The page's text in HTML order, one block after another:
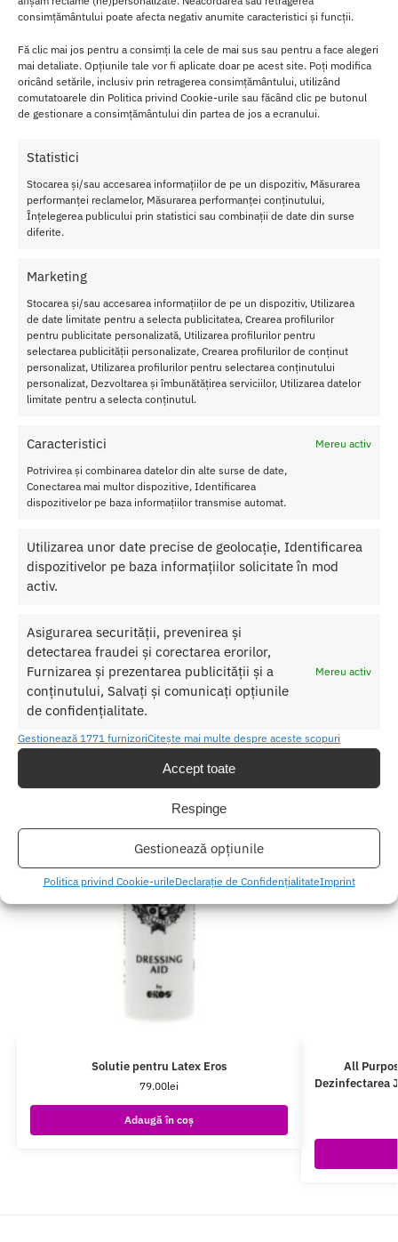
consimțământului poate afecta negativ anumite caracteristici și funcții.
Fă clic mai jos pentru a consimți la cele de mai sus sau pentru a face alegeri
mai detaliate. Opțiunile tale vor fi aplicate doar pe acest site. Poți modifica
oricând setările, inclusiv prin retragerea consimțământului, utilizând
comutatoarele din Politica privind Cookie-urile sau făcând clic pe butonul
de gestionare a consimțământului din partea de jos a ecranului.
Statistici
Stocarea și/sau accesarea informațiilor de pe un dispozitiv, Măsurarea
performanței reclamelor, Măsurarea performanței conținutului,
Înțelegerea publicului prin statistici sau combinații de date din surse
diferite.
Marketing
Stocarea și/sau accesarea informațiilor de pe un dispozitiv, Utilizarea
de date limitate pentru a selecta publicitatea, Crearea profilurilor
pentru publicitate personalizată, Utilizarea profilurilor pentru
selectarea publicității personalizate, Crearea profilurilor de conținut
personalizat, Utilizarea profilurilor pentru selectarea conținutului
personalizat, Dezvoltarea și îmbunătățirea serviciilor, Utilizarea datelor
limitate pentru a selecta conținutul.
Caracteristici
Mereu activ
Potrivirea și combinarea datelor din alte surse de date,
Conectarea mai multor dispozitive, Identificarea
dispozitivelor pe baza informațiilor transmise automat.
Utilizarea unor date precise de geolocație, Identificarea
dispozitivelor pe baza informațiilor solicitate în mod
activ.
Asigurarea securității, prevenirea și
detectarea fraudei și corectarea erorilor,
Furnizarea și prezentarea publicității și a
conținutului, Salvați și comunicați opțiunile
de confidențialitate.
Mereu activ
Gestionează 1771 furnizoriCitește mai multe despre aceste scopuri
Accept toate
Respinge
Gestionează opțiunile
Politica privind Cookie-urileDeclarație de ConfidențialitateImprint
Folosind dusul anal Black Mont vei avea siguranta ca te vei
De asemenea, poate fi utilizat si inainte de a utiliza o jucarie
erotica, pentru o masturbare anala igienica.
Oricare ar fi motivul, daca ai nevoie de un anus curat
Este indicat sa fie proiectat fara nici un fel de limitare a presiunii
apei, astfel incat va rugam sa fiti constienti de faptul ca presiunea
nu devine prea mare.
Lungime:15 cm
Diametru:
Culoare:Negru
Greutate:16 gr.
Rezistent la apa
Nu lasati produsul la indemana copiilor.
calda si sapun.
SKU: 759746544230
Categorii:
Produse similare
Solutie pentru Latex Eros
79.00lei
Adaugă în coș
All
Dezinfectarea